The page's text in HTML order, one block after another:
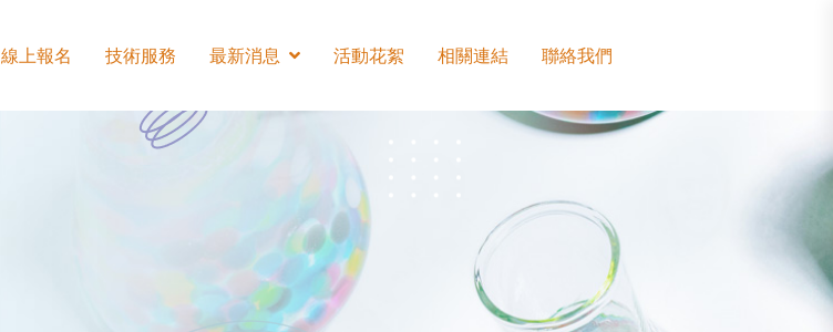
線上報名 技術服務 最新消息 活動花絮 相關連結 聯絡我們